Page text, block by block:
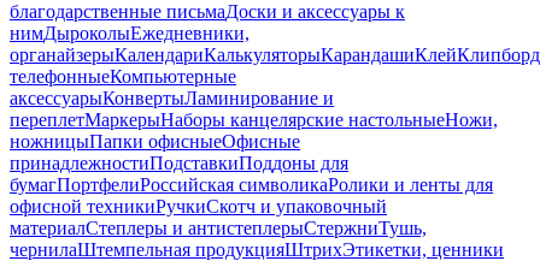
благодарственные письмаДоски и аксессуары к
нимДыроколыЕжедневники,
органайзерыКалендариКалькуляторыКарандашиКлей
телефонныеКомпьютерные
аксессуарыКонвертыЛаминирование и
переплетМаркерыНаборы канцелярские настольныеНожи,
ножницыПапки офисныеОфисные
принадлежностиПодставкиПоддоны для
бумагПортфелиРоссийская символикаРолики и ленты для
офисной техникиРучкиСкотч и упаковочный
материалСтеплеры и антистеплерыСтержниТушь,
чернилаШтемпельная продукцияШтрихЭтикетки, ценники